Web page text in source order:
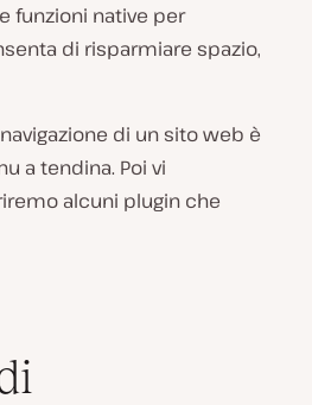
funzioni native per
di risparmiare spazio,
di un sito web è
a tendina. Poi vi
alcuni plugin che